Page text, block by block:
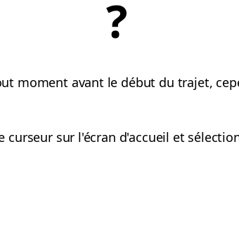
?
moment avant le début du trajet,
curseur sur l'écran d'accueil et